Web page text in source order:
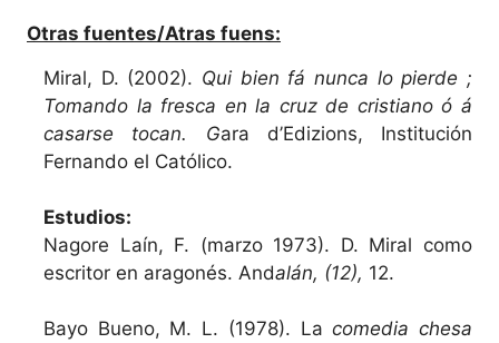
Otras fuentes/Atras fuens:
Miral, D. (2002). Qui bien fá nunca lo pierde ;
Tomando la fresca en la cruz de cristiano ó á
casarse tocan. Gara d’Edizions, Institución
Fernando el Católico.
Estudios:
Nagore Laín, F. (marzo 1973). D. Miral como
escritor en aragonés. Andalán, (12), 12.
Bayo Bueno, M. L. (1978). Lacomedia chesa